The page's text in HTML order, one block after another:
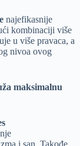
najefikasnije
kombinaciji više
u više pravaca, a
nivoa ovog
maksimalnu
i san. Takođe,